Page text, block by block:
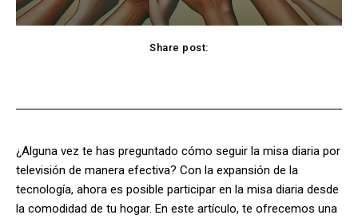
Share post:
¿Alguna vez te has preguntado cómo seguir la misa diaria por
televisión de manera efectiva? Con la expansión de la
tecnología, ahora es posible participar en la misa diaria desde
la comodidad de tu hogar. En este artículo, te ofrecemos una